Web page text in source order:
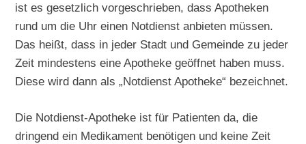
ist es gesetzlich vorgeschrieben, dass Apotheken
rund um die Uhr einen Notdienst anbieten müssen.
Das heißt, dass in jeder Stadt und Gemeinde zu jeder
Zeit mindestens eine Apotheke geöffnet haben muss.
Diese wird dann als „Notdienst Apotheke“ bezeichnet.
Die Notdienst-Apotheke ist für Patienten da, die
dringend ein Medikament benötigen und keine Zeit